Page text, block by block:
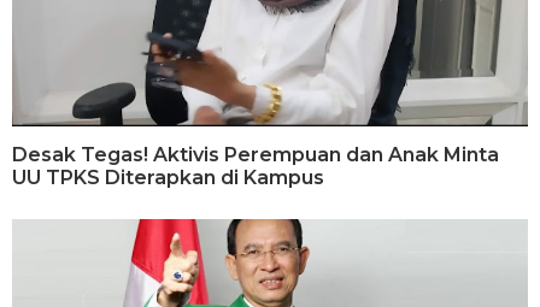
Desak Tegas! Aktivis Perempuan dan Anak Minta
UU TPKS Diterapkan di Kampus